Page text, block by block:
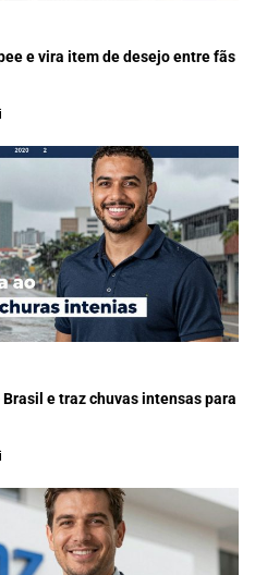
e vira item de desejo entre fãs
e traz chuvas intensas para